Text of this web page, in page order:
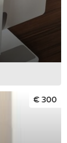
€ 300